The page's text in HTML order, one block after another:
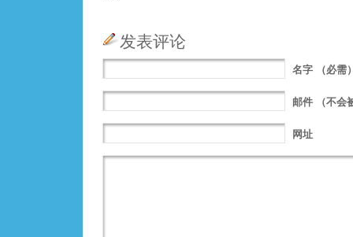
发表评论
名字 （必需
邮件 （不会
网址